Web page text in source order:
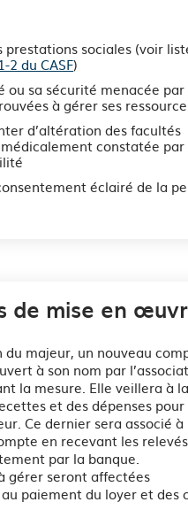
prestations sociales (voir
2 du CASF)
ou sa sécurité menacée par
à gérer ses
d’altération des facultés
constatée par
éclairé de la
de mise en
du majeur, un nouveau
à son nom par
la mesure. Elle veillera à
et des dépenses pour
Ce dernier sera associé à
en recevant les relevés
par la banque.
gérer seront affectées
paiement du loyer et des